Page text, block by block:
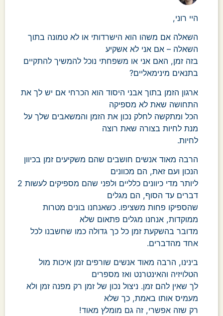
היי רוני,
השאלה אם משהו הוא הישרדותי או לא טמונה בתוך
השאלה – אם אני לא אשקיע
בזה זמן, האם אני או משפחתי נוכל להמשיך להתקיים
בתנאים מינימאליים?
ארגון הזמן בתוך אבני היסוד הוא הכרחי אם יש לך את
התחושה שאת לא מספיקה
הכל ומתקשה לחלק נכון את הזמן והמשאבים שלך על
מנת לחיות בצורה שאת רוצה
לחיות.
הרבה מאוד אנשים חושבים שהם משקיעים זמן בכיוון
הנכון ועם זאת, הם מכוונים
ליותר מדי כיוונים כלליים ולפני שהם מספיקים לעשות 2
דברים עד הסוף, הם מגלים
שהספיקו פחות משציפו. כשאנחנו בונים מטרות
ממוקדות, אנחנו מגלים פתאום שלא
מדובר בהשקעת זמן כל כך גדולה כמו שחשבנו לכל
אחד מהדברים.
בינינו, הרבה מאוד אנשים שורפים זמן איכות מול
הטלויזיה והאינטרנט ואז מספרים
לך שאין להם זמן. ניצול נכון של זמן רק מפנה זמן ולא
מעמיס אותו באמת, כך שלא
רק שזה אפשרי, זה גם מומלץ מאוד!